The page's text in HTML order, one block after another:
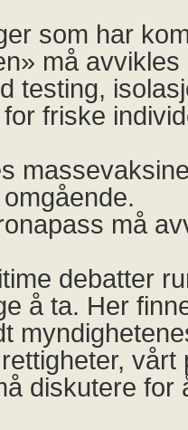
som har
må avvikles
testing,
friske
må
debatter
å ta. Her
diskutere for